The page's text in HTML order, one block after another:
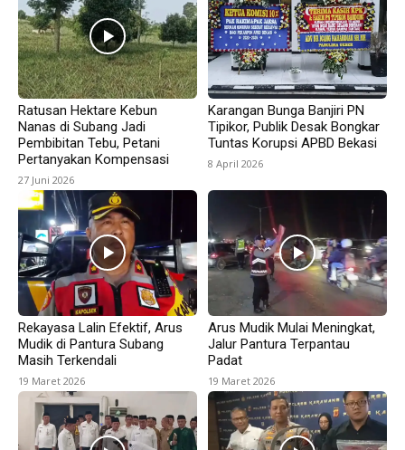
Ratusan Hektare Kebun
Nanas di Subang Jadi
Pembibitan Tebu, Petani
Pertanyakan Kompensasi
27 Juni 2026
Karangan Bunga Banjiri PN
Tipikor, Publik Desak Bongkar
Tuntas Korupsi APBD Bekasi
8 April 2026
Rekayasa Lalin Efektif, Arus
Mudik di Pantura Subang
Masih Terkendali
19 Maret 2026
Arus Mudik Mulai Meningkat,
Jalur Pantura Terpantau
Padat
19 Maret 2026